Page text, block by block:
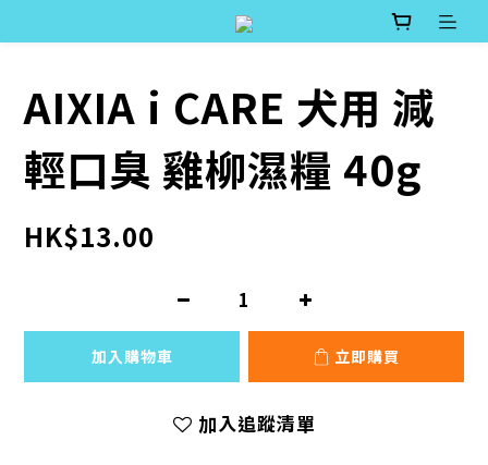
AIXIA i CARE 犬用 減
輕口臭 雞柳濕糧 40g
HK$13.00
加入購物車 立即購買
加入追蹤清單